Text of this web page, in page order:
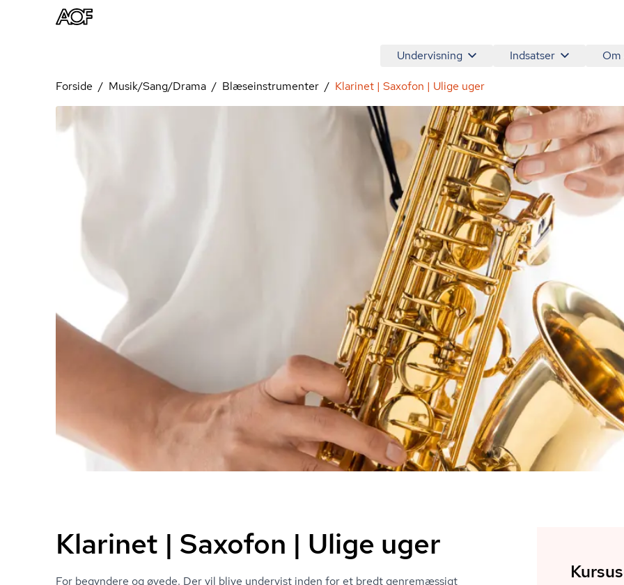
Undervisning Indsatser Om
Forside Musik/Sang/Drama Blæseinstrumenter Klarinet | Saxofon | Ulige uger
Klarinet | Saxofon | Ulige uger
For begyndere og øvede. Der vil blive undervist inden for et bredt genremæssigt